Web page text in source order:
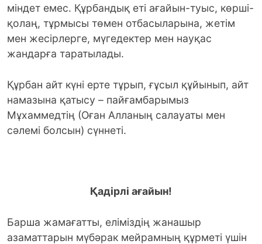
міндет емес. Құрбандық еті ағайын-туыс, көрші-
қолаң, тұрмысы төмен отбасыларына, жетім
мен жесірлерге, мүгедектер мен науқас
жандарға таратылады.
Құрбан айт күні ерте тұрып, ғұсыл құйынып, айт
намазына қатысу – пайғамбарымыз
Мұхаммедтің (Оған Алланың салауаты мен
сәлемі болсын) сүннеті.
Қадірлі ағайын!
Барша жамағатты, еліміздің жанашыр
азаматтарын мүбәрак мейрамның құрметі үшін